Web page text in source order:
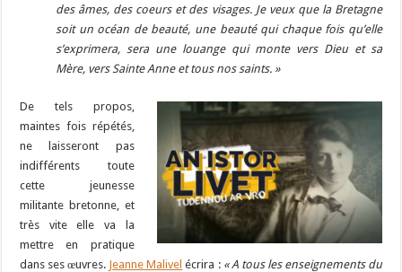
des âmes, des coeurs et des visages. Je veux que la Bretagne
soit un océan de beauté, une beauté qui chaque fois qu’elle
s’exprimera, sera une louange qui monte vers Dieu et sa
Mère, vers Sainte Anne et tous nos saints. »
De tels propos,
maintes fois répétés,
ne laisseront pas
indifférents toute
cette jeunesse
militante bretonne, et
très vite elle va la
mettre en pratique
dans ses œuvres. Jeanne Malivel écrira :« A tous les enseignements du